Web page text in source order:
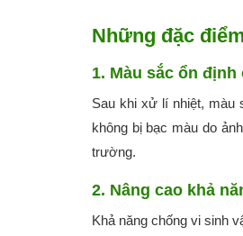
Những đặc
1. Màu sắc ổn định
Sau khi xử lí nhiệt, màu
không bị bạc màu do
trường.
2. Nâng cao khả
Khả năng chống vi sinh